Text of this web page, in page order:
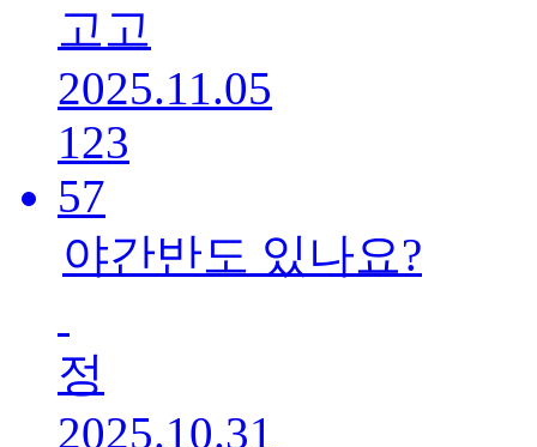
고고
2025.11.05
123
57
야간반도 있나요?
정
2025.10.31